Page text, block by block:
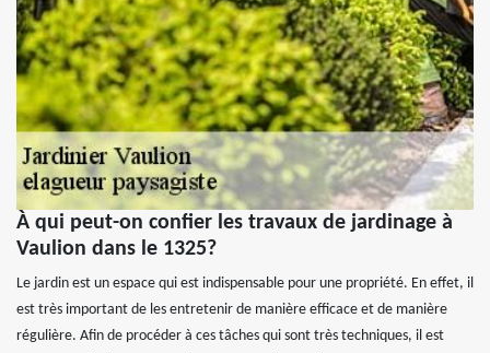
À qui peut-on confier les travaux de jardinage à
Vaulion dans le 1325?
Le jardin est un espace qui est indispensable pour une propriété. En effet, il
est très important de les entretenir de manière efficace et de manière
régulière. Afin de procéder à ces tâches qui sont très techniques, il est